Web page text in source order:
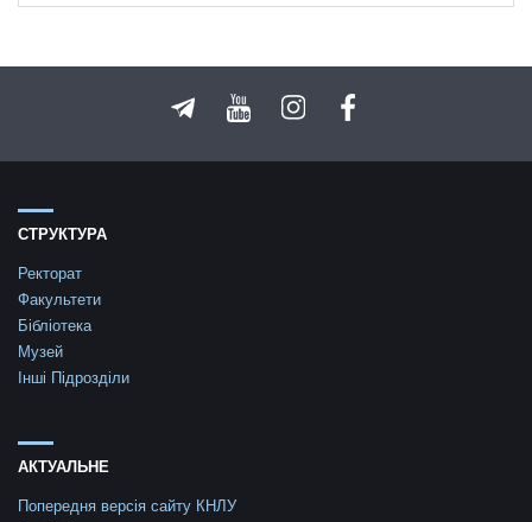
СТРУКТУРА
Ректорат
Факультети
Бібліотека
Музей
Інші Підрозділи
АКТУАЛЬНЕ
Попередня версія сайту КНЛУ